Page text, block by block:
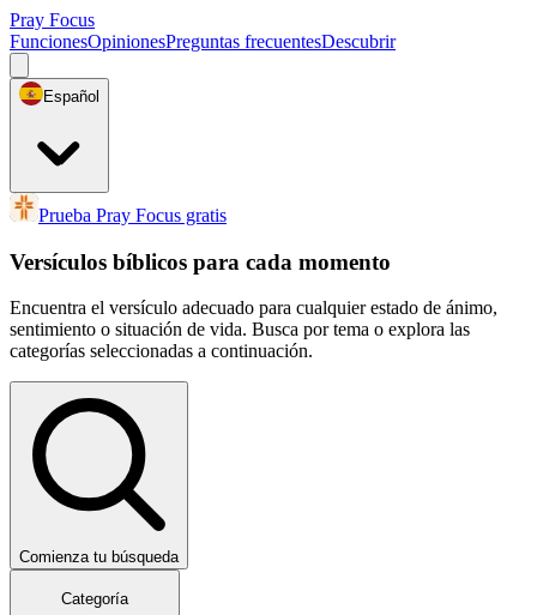
Pray Focus
FuncionesOpinionesPreguntas frecuentesDescubrir
Español
Prueba Pray Focus gratis
Versículos bíblicos para cada momento
Encuentra el versículo adecuado para cualquier estado de ánimo,
sentimiento o situación de vida. Busca por tema o explora las
categorías seleccionadas a continuación.
Comienza tu búsqueda
Categoría